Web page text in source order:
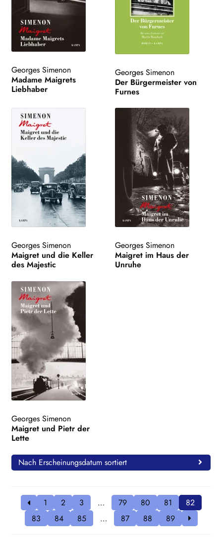
Georges Simenon
Madame Maigrets
Liebhaber
Georges Simenon
Der Bürgermeister von
Furnes
Georges Simenon
Maigret und die Keller
des Majestic
Georges Simenon
Maigret im Haus der
Unruhe
Georges Simenon
Maigret und Pietr der
Lette
Nach Erscheinungsdatum sortiert
1 2 3 … 79 80 81
82
83
84 85 … 87 88 89